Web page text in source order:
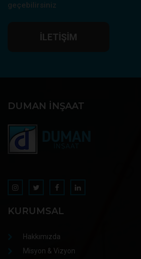
geçebilirsiniz
İLETIŞIM
DUMAN İNŞAAT
KURUMSAL
Hakkımızda
Misyon & Vizyon